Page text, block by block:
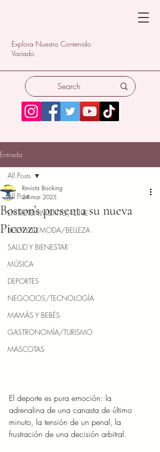
Explora Nuestro Contenido
Variado
Entrada
All Posts
ENTRETENIMIENTO/CINE
LIFESTYLE/MODA/BELLEZA
SALUD Y BIENESTAR
MÚSICA
DEPORTES
NEGOCIOS/TECNOLOGÍA
MAMÁS Y BEBÉS
GASTRONOMÍA/TURISMO
MASCOTAS
All Posts
Boston’s presenta su nueva
Picozza
Revista Booking
24 mar 2025
El deporte es pura emoción: la
adrenalina de una canasta de último
minuto, la tensión de un penal, la
frustración de una decisión arbitral.